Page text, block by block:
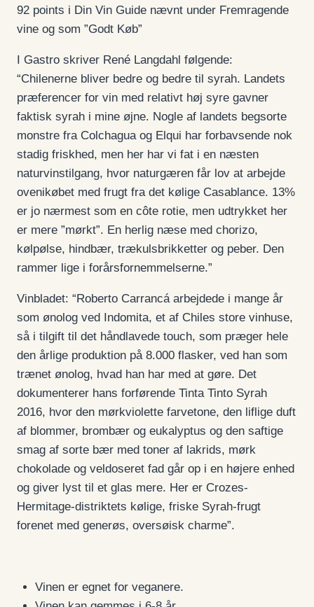
92 points i Din Vin Guide nævnt under Fremragende
vine og som ”Godt Køb”
I Gastro skriver René Langdahl følgende:
“Chilenerne bliver bedre og bedre til syrah. Landets
præferencer for vin med relativt høj syre gavner
faktisk syrah i mine øjne. Nogle af landets begsorte
monstre fra Colchagua og Elqui har forbavsende nok
stadig friskhed, men her har vi fat i en næsten
naturvinstilgang, hvor naturgæren får lov at arbejde
ovenikøbet med frugt fra det kølige Casablance. 13%
er jo nærmest som en côte rotie, men udtrykket her
er mere ”mørkt”. En herlig næse med chorizo,
kølpølse, hindbær, trækulsbrikketter og peber. Den
rammer lige i forårsfornemmelserne.”
Vinbladet: “Roberto Carrancá arbejdede i mange år
som ønolog ved Indomita, et af Chiles store vinhuse,
så i tilgift til det håndlavede touch, som præger hele
den årlige produktion på 8.000 flasker, ved han som
trænet ønolog, hvad han har med at gøre. Det
dokumenterer hans forførende Tinta Tinto Syrah
2016, hvor den mørkviolette farvetone, den liflige duft
af blommer, brombær og eukalyptus og den saftige
smag af sorte bær med toner af lakrids, mørk
chokolade og veldoseret fad går op i en højere enhed
og giver lyst til et glas mere. Her er Crozes-
Hermitage-distriktets kølige, friske Syrah-frugt
forenet med generøs, oversøisk charme”.
Vinen er egnet for veganere.